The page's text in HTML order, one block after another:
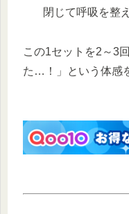
閉じて呼吸を整
この1セットを2～3
た…！」という体感